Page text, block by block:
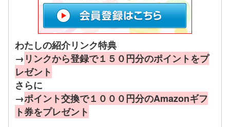
わたしの紹介リンク特典
→ リンクから登録で１５０円分のポイントをプ
レゼント
さらに
→ポイント交換で１０００円分のAmazonギフ
ト券をプレゼント